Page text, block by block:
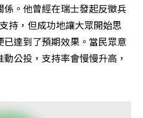
。他曾經在瑞士發起反徵兵
持，但成功地讓大眾開始思
達到了預期效果。當民眾意
公投，支持率會慢慢升高，